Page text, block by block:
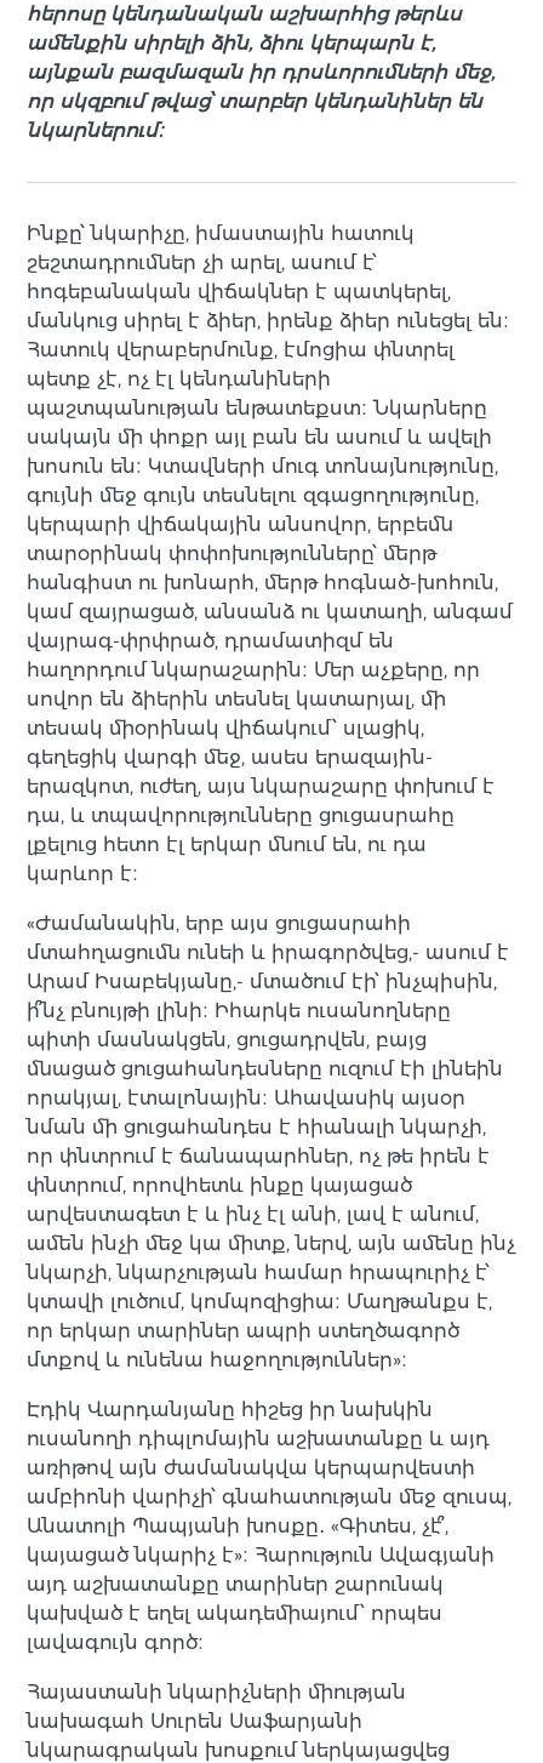
հերոսը կենդանական աշխարհից թերևս
ամենքին սիրելի ձին, ձիու կերպարն է,
այնքան բազմազան իր դրսևորումների մեջ,
որ սկզբում թվաց՝ տարբեր կենդանիներ են
նկարներում։
Ինքը՝ նկարիչը, իմաստային հատուկ
շեշտադրումներ չի արել, ասում է՝
հոգեբանական վիճակներ է պատկերել,
մանկուց սիրել է ձիեր, իրենք ձիեր ունեցել են։
Հատուկ վերաբերմունք, էմոցիա փնտրել
պետք չէ, ոչ էլ կենդանիների
պաշտպանության ենթատեքստ։ Նկարները
սակայն մի փոքր այլ բան են ասում և ավելի
խոսուն են։ Կտավների մուգ տոնայնությունը,
գույնի մեջ գույն տեսնելու զգացողությունը,
կերպարի վիճակային անսովոր, երբեմն
տարօրինակ փոփոխությունները՝ մերթ
հանգիստ ու խոնարհ, մերթ հոգնած-խոհուն,
կամ զայրացած, անսանձ ու կատաղի, անգամ
վայրագ-փրփրած, դրամատիզմ են
հաղորդում նկարաշարին։ Մեր աչքերը, որ
սովոր են ձիերին տեսնել կատարյալ, մի
տեսակ միօրինակ վիճակում՝ սլացիկ,
գեղեցիկ վարգի մեջ, ասես երազային-
երազկոտ, ուժեղ, այս նկարաշարը փոխում է
դա, և տպավորությունները ցուցասրահը
լքելուց հետո էլ երկար մնում են, ու դա
կարևոր է։
«Ժամանակին, երբ այս ցուցասրահի
մտահղացումն ունեի և իրագործվեց,- ասում է
Արամ Իսաբեկյանը,- մտածում էի՝ ինչպիսին,
ի՞նչ բնույթի լինի։ Իհարկե ուսանողները
պիտի մասնակցեն, ցուցադրվեն, բայց
մնացած ցուցահանդեսները ուզում էի լինեին
որակյալ, էտալոնային։ Ահավասիկ այսօր
նման մի ցուցահանդես է հիանալի նկարչի,
որ փնտրում է ճանապարհներ, ոչ թե իրեն է
փնտրում, որովհետև ինքը կայացած
արվեստագետ է և ինչ էլ անի, լավ է անում,
ամեն ինչի մեջ կա միտք, ներվ, այն ամենը ինչ
նկարչի, նկարչության համար հրապուրիչ է՝
կտավի լուծում, կոմպոզիցիա։ Մաղթանքս է,
որ երկար տարիներ ապրի ստեղծագործ
մտքով և ունենա հաջողություններ»։
Էդիկ Վարդանյանը հիշեց իր նախկին
ուսանողի դիպլոմային աշխատանքը և այդ
առիթով այն ժամանակվա կերպարվեստի
ամբիոնի վարիչի՝ գնահատության մեջ զուսպ,
Անատոլի Պապյանի խոսքը․ «Գիտես, չէ՞,
կայացած նկարիչ է»։ Հարություն Ավագյանի
այդ աշխատանքը տարիներ շարունակ
կախված է եղել ակադեմիայում՝ որպես
լավագույն գործ։
Հայաստանի նկարիչների միության
նախագահ Սուրեն Սաֆարյանի
նկարագրական խոսքում ներկայացվեց